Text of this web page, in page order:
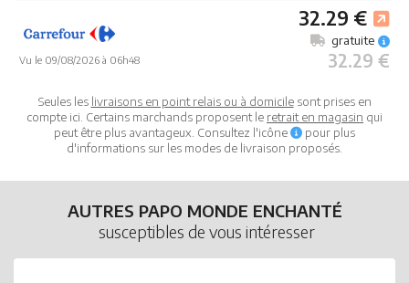
Vu le 09/08/2026 à 06h48
32.29 €
32.29 €
gratuite
Seules les livraisons en point relais ou à domicilesont prises en
compte ici. Certains marchands proposent le retrait en magasin qui
peut être plus avantageux. Consultez l'icône
pour plus
d'informations sur les modes de livraison proposés.
AUTRES PAPO MONDE ENCHANTÉ
susceptibles de vous intéresser